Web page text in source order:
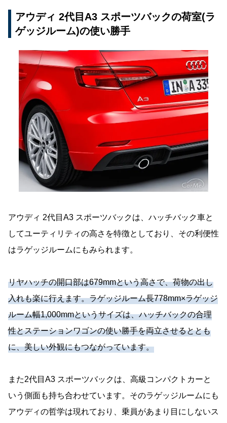
アウディ 2代目A3 スポーツバックの荷室(ラ
ゲッジルーム)の使い勝手
アウディ 2代目A3 スポーツバックは、ハッチバック車と
してユーティリティの高さを特徴としており、その利便性
はラゲッジルームにもみられます。
リヤハッチの開口部は679mmという高さで、荷物の出し
入れも楽に行えます。ラゲッジルーム長778mm×ラゲッジ
ルーム幅1,000mmというサイズは、ハッチバックの合理
性とステーションワゴンの使い勝手を両立させるととも
に、美しい外観にもつながっています。
また2代目A3 スポーツバックは、高級コンパクトカーと
いう側面も持ち合わせています。そのラゲッジルームにも
アウディの哲学は現れており、乗員があまり目にしないス